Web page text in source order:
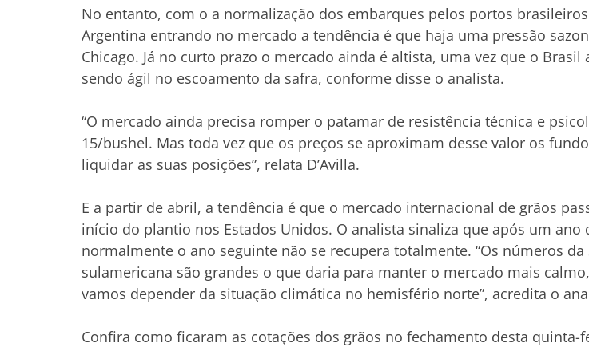
No entanto, com o a normalização dos embarques pelos portos
Argentina entrando no mercado a tendência é que haja uma pressão
Chicago. Já no curto prazo o mercado ainda é altista, uma vez que o Brasil
sendo ágil no escoamento da safra, conforme disse o analista.
“O mercado ainda precisa romper o patamar de resistência técnica e
15/bushel. Mas toda vez que os preços se aproximam desse valor os
liquidar as suas posições”, relata D’Avilla.
E a partir de abril, a tendência é que o mercado internacional de grãos
início do plantio nos Estados Unidos. O analista sinaliza que após um ano
normalmente o ano seguinte não se recupera totalmente. “Os números da
sulamericana são grandes o que daria para manter o mercado mais
vamos depender da situação climática no hemisfério norte”, acredita o
Confira como ficaram as cotações dos grãos no fechamento desta quinta-